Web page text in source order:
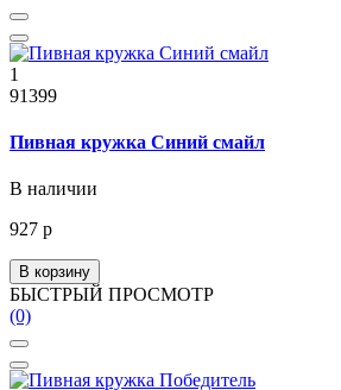
1
91399
Пивная кружка Синий смайл
В наличии
927 р
В корзину
БЫСТРЫЙ ПРОСМОТР
(0)